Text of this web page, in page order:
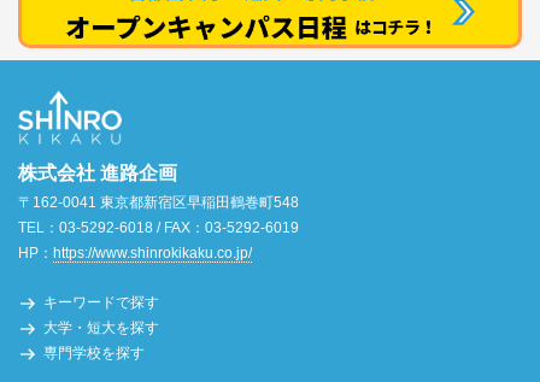
株式会社 進路企画
〒162-0041 東京都新宿区早稲田鶴巻町548
TEL：03-5292-6018 / FAX：03-5292-6019
HP： https://www.shinrokikaku.co.jp/
キーワードで探す
大学・短大を探す
専門学校を探す